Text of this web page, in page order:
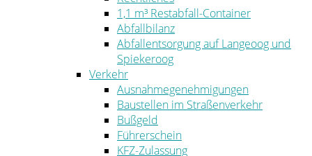
1,1 m³ Restabfall-Container
Abfallbilanz
Abfallentsorgung auf Langeoog und
Spiekeroog
Verkehr
Ausnahmegenehmigungen
Baustellen im Straßenverkehr
Bußgeld
Führerschein
KFZ-Zulassung